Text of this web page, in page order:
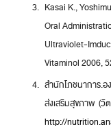
Kasai K.,
Oral
Ultraviolet-
Vitaminol 2006,
สำนักโภชนาการ.อ
ส่งเสริมสุขภาพ (วิ
http://